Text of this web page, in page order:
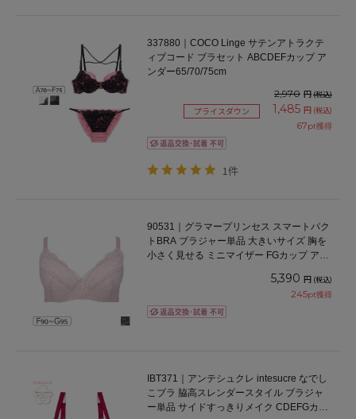
337880｜COCO Linge サテンアトラクテ
ィブコード ブラセット ABCDEFカップ ア
ンダー65/70/75cm
2,970 円(税込)
プライスダウン 1,485 円 (税込)
67pt獲得
1件
90531｜グラマープリンセス スマートパク
トBRA ブラジャー単品 大きいサイズ 胸を
小さく見せる ミニマイザー FGカップ アン
5,390 円 (税込)
245pt獲得
IBT371｜アンテシュクレ intesucre なでし
こブラ 脇高スレンダースタイル ブラジャ
ー単品 サイドすっきりメイク CDEFGカッ